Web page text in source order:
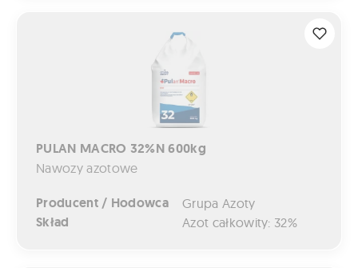
PULAN MACRO 32%N 600kg
Nawozy azotowe
Producent / Hodowca Grupa Azoty
Skład Azot całkowity: 32%